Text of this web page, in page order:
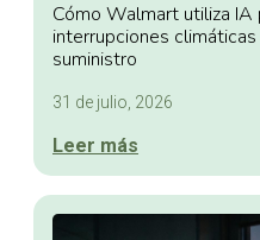
Cómo Walmart utiliza IA
interrupciones
suministro
31 de julio, 2026
Leer más